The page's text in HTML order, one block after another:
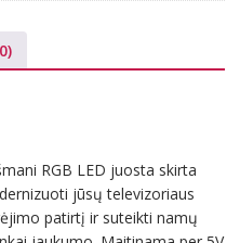
RGB LED juosta skirta
jūsų televizoriaus
patirtį ir suteikti namų